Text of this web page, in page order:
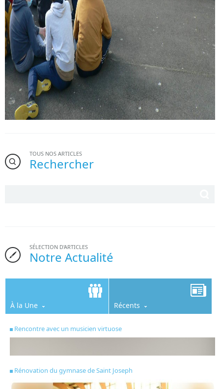
TOUS NOS ARTICLES
Rechercher
SÉLECTION D'ARTICLES
Notre Actualité
À la Une Récents
Rencontre avec un musicien virtuose
Rénovation du gymnase de Saint Joseph